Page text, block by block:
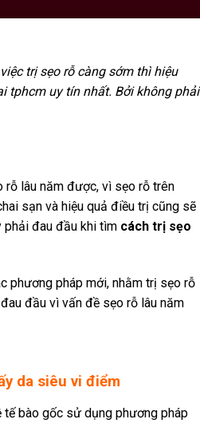
trị sẹo rỗ càng sớm thì hiệu
tphcm uy tín nhất. Bởi không phải
rỗ lâu năm được, vì sẹo rỗ trên
sạn và hiệu quả điều trị cũng sẽ
phải đau đầu khi tìm cách trị sẹo
phương pháp mới, nhằm trị sẹo rỗ
đầu vì vấn đề sẹo rỗ lâu năm
da siêu vi điểm
tế bào gốc sử dụng phương pháp